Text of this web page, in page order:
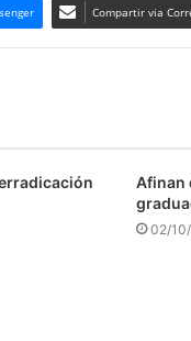
Compartir via
Afinan
02/